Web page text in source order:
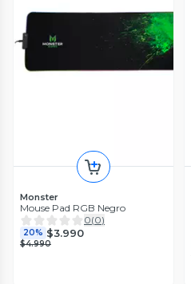
Monster
Mouse Pad RGB Negro
0(0)
20% $3.990
$4.990